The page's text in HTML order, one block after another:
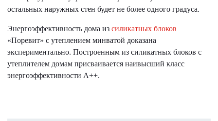
остальных наружных стен будет не более одного градуса.
Энергоэффективность дома из силикатных блоков
«Поревит» с утеплением минватой доказана
экспериментально. Построенным из силикатных блоков с
утеплителем домам присваивается наивысший класс
энергоэффективности A++.